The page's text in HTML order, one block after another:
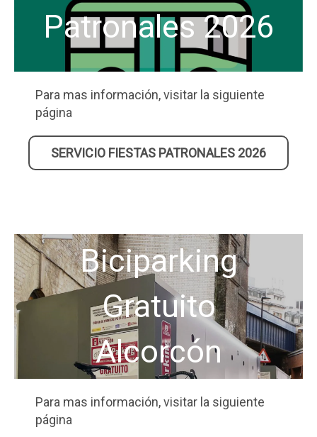
Patronales 2026
Para mas información, visitar la siguiente
página
SERVICIO FIESTAS PATRONALES 2026
Biciparking
Gratuito
Alcorcón
Para mas información, visitar la siguiente
página